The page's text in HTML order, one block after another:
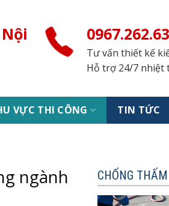
Tư vấn thiết kế
Hỗ trợ 24/7 nhiệt
VỰC THI CÔNG TIN TỨC
ngành
CHỐNG THẤM